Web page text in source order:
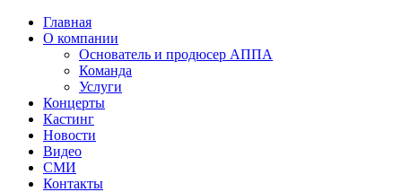
Главная
О компании
Основатель и продюсер АППА
Команда
Услуги
Концерты
Кастинг
Новости
Видео
СМИ
Контакты